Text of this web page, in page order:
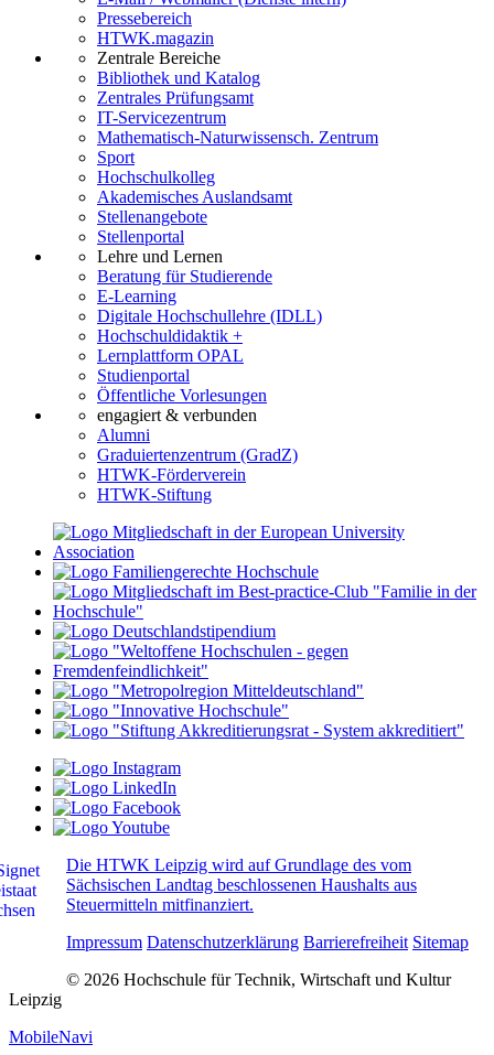
Pressebereich
HTWK.magazin
Zentrale Bereiche
Bibliothek und Katalog
Zentrales Prüfungsamt
IT-Servicezentrum
Mathematisch-Naturwissensch. Zentrum
Sport
Hochschulkolleg
Akademisches Auslandsamt
Stellenangebote
Stellenportal
Lehre und Lernen
Beratung für Studierende
E-Learning
Digitale Hochschullehre (IDLL)
Hochschuldidaktik +
Lernplattform OPAL
Studienportal
Öffentliche Vorlesungen
engagiert & verbunden
Alumni
Graduiertenzentrum (GradZ)
HTWK-Förderverein
HTWK-Stiftung
Die HTWK Leipzig wird auf Grundlage des vom
Sächsischen Landtag beschlossenen Haushalts aus
Steuermitteln mitfinanziert.
Impressum Datenschutzerklärung Barrierefreiheit Sitemap
© 2026 Hochschule für Technik, Wirtschaft und Kultur
Leipzig
MobileNavi